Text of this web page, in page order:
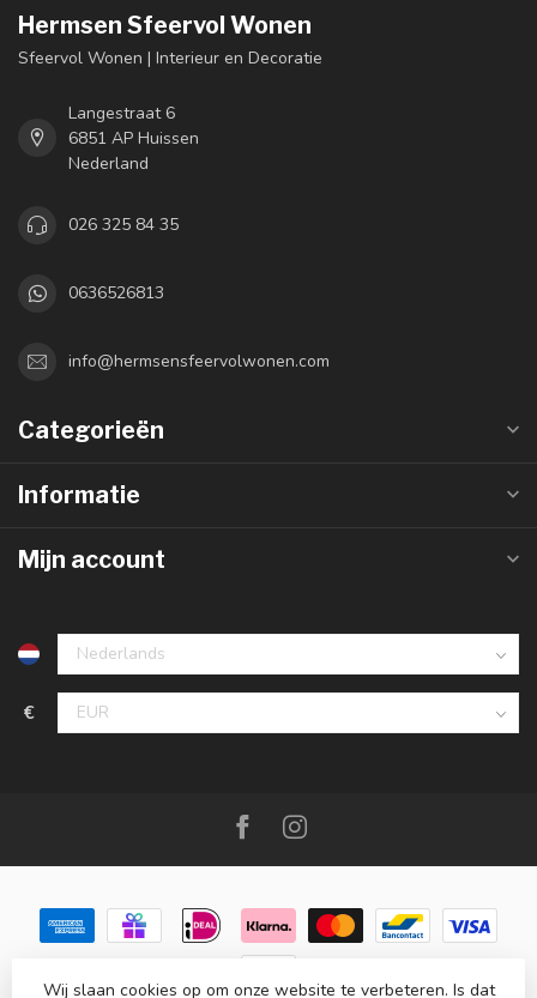
Hermsen Sfeervol Wonen
Sfeervol Wonen | Interieur en Decoratie
Langestraat 6
6851 AP Huissen
Nederland
026 325 84 35
0636526813
info@hermsensfeervolwonen.com
Categorieën
Informatie
Mijn account
€
Wij slaan cookies op om onze website te verbeteren. Is dat